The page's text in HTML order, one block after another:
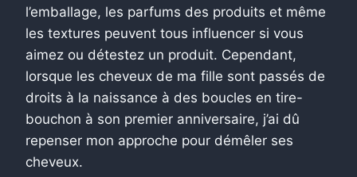
l’emballage, les parfums des produits et même
les textures peuvent tous influencer si vous
aimez ou détestez un produit. Cependant,
lorsque les cheveux de ma fille sont passés de
droits à la naissance à des boucles en tire-
bouchon à son premier anniversaire, j’ai dû
repenser mon approche pour démêler ses
cheveux.